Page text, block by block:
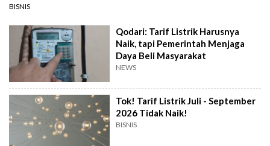
BISNIS
Qodari: Tarif Listrik Harusnya
Naik, tapi Pemerintah Menjaga
Daya Beli Masyarakat
NEWS
Tok! Tarif Listrik Juli - September
2026 Tidak Naik!
BISNIS